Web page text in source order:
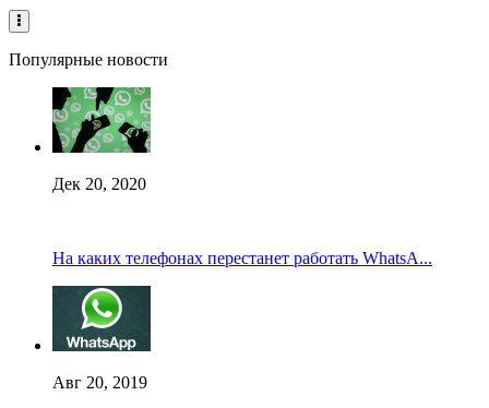
Популярные новости
Дек 20, 2020
На каких телефонах перестанет работать WhatsA...
Авг 20, 2019